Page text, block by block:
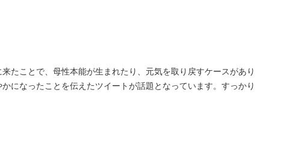
たことで、母性本能が生まれたり、元気を取り戻すケースがあり
になったことを伝えたツイートが話題となっています。すっかり